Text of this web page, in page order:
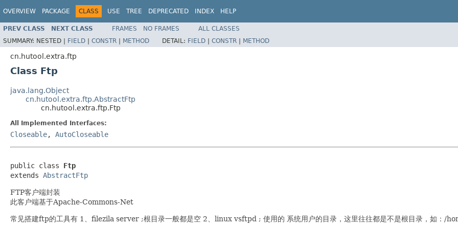
OVERVIEW PACKAGE CLASS USE TREE DEPRECATED INDEX HELP
PREV CLASS NEXT CLASS FRAMES NO FRAMES
ALL CLASSES
SUMMARY: NESTED | FIELD | CONSTR | METHOD DETAIL: FIELD | CONSTR | METHOD
cn.hutool.extra.ftp
Class Ftp
java.lang.Object
cn.hutool.extra.ftp.AbstractFtp
cn.hutool.extra.ftp.Ftp
All Implemented Interfaces:
Closeable, AutoCloseable
public class Ftp
extends AbstractFtp
FTP客户端封装
此客户端基于Apache-Commons-Net
常见搭建ftp的工具有 1、filezila server ;根目录一般都是空 2、linux vsftpd ; 使用的 系统用户的目录，这里往往都是不是根目录，如：/